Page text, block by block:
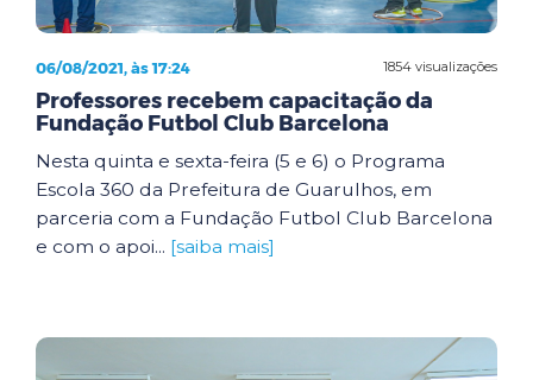
1854 visualizações
06/08/2021, às 17:24
Professores recebem capacitação da
Fundação Futbol Club Barcelona
Nesta quinta e sexta-feira (5 e 6) o Programa
Escola 360 da Prefeitura de Guarulhos, em
parceria com a Fundação Futbol Club Barcelona
e com o apoi... [saiba mais]